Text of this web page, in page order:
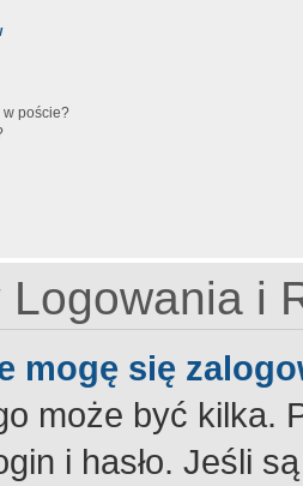
w poście?
Logowania i
mogę się
może być kilka.
i hasło. Jeśli